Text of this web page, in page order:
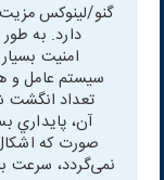
گنو/لينوکس
دارد. به
امنيت
سيستم عامل و
تعداد انگشت
آن، پايداري
صورت که
نمی‌گردد، سرعت